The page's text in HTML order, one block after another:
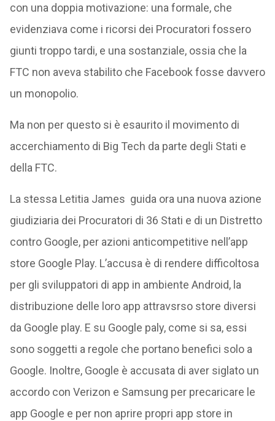
con una doppia motivazione: una formale, che
evidenziava come i ricorsi dei Procuratori fossero
giunti troppo tardi, e una sostanziale, ossia che la
FTC non aveva stabilito che Facebook fosse davvero
un monopolio.
Ma non per questo si è esaurito il movimento di
accerchiamento di Big Tech da parte degli Stati e
della FTC.
La stessa Letitia James guida ora una nuova azione
giudiziaria dei Procuratori di 36 Stati e di un Distretto
contro Google, per azioni anticompetitive nell’app
store Google Play. L’accusa è di rendere difficoltosa
per gli sviluppatori di app in ambiente Android, la
distribuzione delle loro app attravsrso store diversi
da Google play. E su Google paly, come si sa, essi
sono soggetti a regole che portano benefici solo a
Google. Inoltre, Google è accusata di aver siglato un
accordo con Verizon e Samsung per precaricare le
app Google e per non aprire propri app store in